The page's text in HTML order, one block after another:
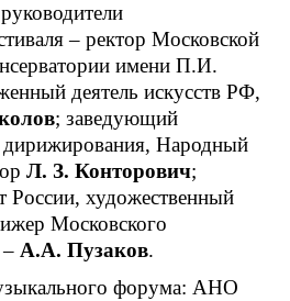
– ректор Московской
имени П.И.
деятель искусств РФ,
; заведующий
дирижирования, Народный
Л. З. Конторович;
России, художественный
Московского
А.А. Пузаков.
форума: АНО